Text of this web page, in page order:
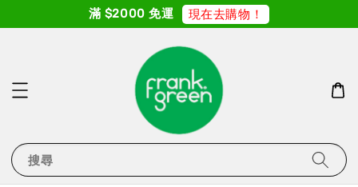
滿 $2000 免運 現在去購物！
搜尋